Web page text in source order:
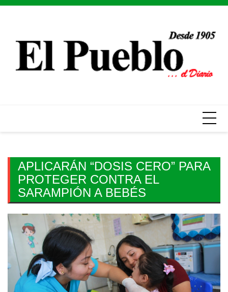
Skip
APLICARÁN “DOSIS CERO” PARA
PROTEGER CONTRA EL
SARAMPIÓN A BEBÉS